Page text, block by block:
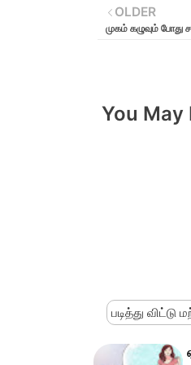
OLDER
முகம் கழுவும் போது
You May
படித்து